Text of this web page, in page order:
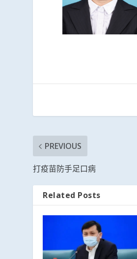
PREVIOUS
打疫苗防手足口病
Related Posts